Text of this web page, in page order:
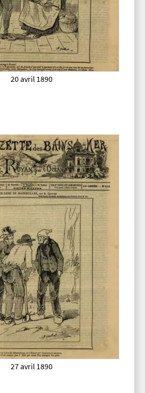
20 avril 1890
27 avril 1890